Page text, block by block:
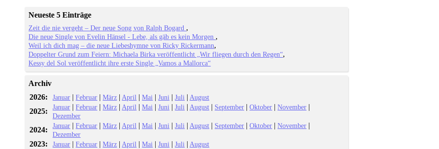
Neueste 5 Einträge
Zeit die nie vergeht – Der neue Song von Ralph Bogard
Die neue Single von Evelin Hänsel - Lebe, als gäb es kein Morgen
Weil ich dich mag – die neue Liebeshymne von Ricky Rickermann
Doppelter Grund zum Feiern: Michaela Birka veröffentlicht „Wir fliegen durch den Regen“
Kessy del Sol veröffentlicht ihre erste Single „Vamos a Mallorca“
Archiv
2026:
Januar |Februar |März | April |Mai |Juni |Juli | August
2025: Januar |Februar |März | April |Mai |Juni |Juli | August | September |Oktober |November |
Dezember
2024: Januar |Februar |März | April |Mai |Juni |Juli | August | September |Oktober |November |
Dezember
2023: Januar |Februar |März | April |Mai |Juni |Juli | August